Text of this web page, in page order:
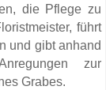
die Pflege zu
führt
und gibt anhand
zur
Grabes.